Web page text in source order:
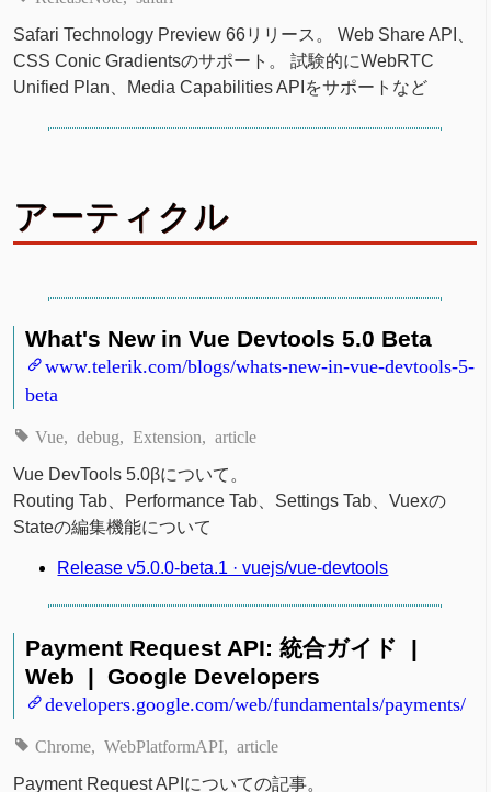
Safari Technology Preview 66リリース。 Web Share API、
CSS Conic Gradientsのサポート。 試験的にWebRTC
Unified Plan、Media Capabilities APIをサポートなど
アーティクル
What's New in Vue Devtools 5.0 Beta
www.telerik.com/blogs/whats-new-in-vue-devtools-5-
beta
Vue debug Extension article
Vue DevTools 5.0βについて。
Routing Tab、Performance Tab、Settings Tab、Vuexの
Stateの編集機能について
Release v5.0.0-beta.1 · vuejs/vue-devtools
Payment Request API: 統合ガイド |
Web | Google Developers
developers.google.com/web/fundamentals/payments/
Chrome WebPlatformAPI article
Payment Request APIについての記事。